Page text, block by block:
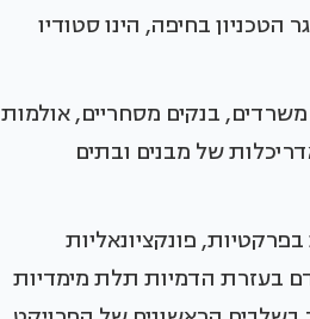
הטכניון בחיפה, הינו סטודיו
בנקים מסחריים, אולמות
של מבנים ובתים
פונקציונאליות
בעזרת הדמיות תלת מימדיות